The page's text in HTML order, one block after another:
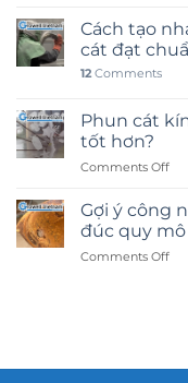
Cách tạo
cát đạt
12Comments
Phun cát
tốt hơn?
Comments Offon
cát
hay
dán
Gợi ý công
đúc quy mô
Comments Offon
rỉ